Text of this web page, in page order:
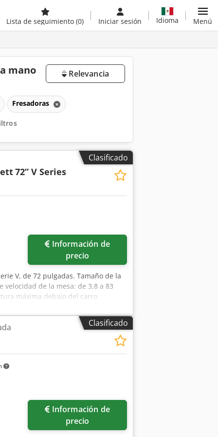
Lista de seguimiento (0) Iniciar sesión Idioma Menú
mano Relevancia
Fresadoras
Clasificado
72” V Series
precio
V, de 72 pulgadas. Tamaño de la
velocidad de la mesa: de 3,8 a 83
máxima debajo del carro
40 CV. Sistema de lectura digital
Clasificado
precio